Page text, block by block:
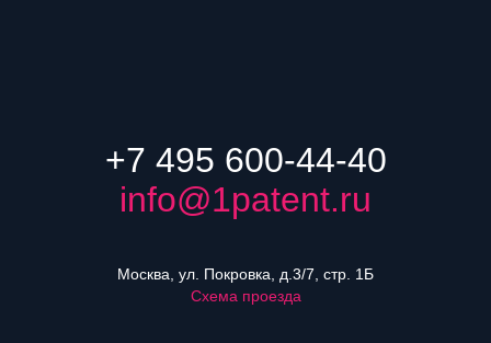
+7 495 600-44-40
info@1patent.ru
Москва, ул. Покровка, д.3/7, стр. 1Б
Схема проезда